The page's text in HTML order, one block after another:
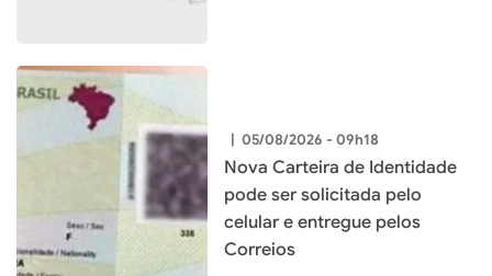
| 05/08/2026 - 09h18
Nova Carteira de Identidade
pode ser solicitada pelo
celular e entregue pelos
Correios